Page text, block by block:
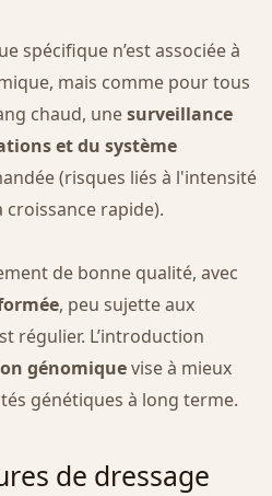
spécifique n’est associée à
mais comme pour tous
chaud, unesurveillance
et du système
(risques liés à l'intensité
rapide).
de bonne qualité, avec
, peu sujette aux
régulier. L’introduction
génomiquevise à mieux
génétiques à long terme.
de dressage